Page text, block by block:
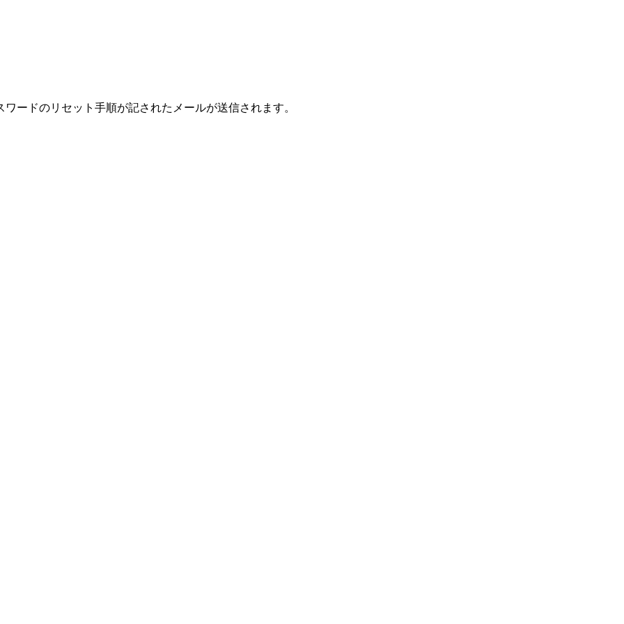
ードのリセット手順が記されたメールが送信されます。